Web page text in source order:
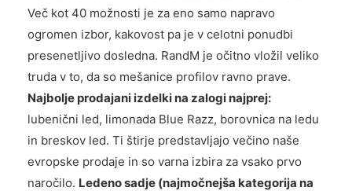
Več kot 40 možnosti je za eno samo napravo
ogromen izbor, kakovost pa je v celotni ponudbi
presenetljivo dosledna. RandM je očitno vložil veliko
truda v to, da so mešanice profilov ravno prave.
Najbolje prodajani izdelki na zalogi najprej:
lubenični led, limonada Blue Razz, borovnica na ledu
in breskov led. Ti štirje predstavljajo večino naše
evropske prodaje in so varna izbira za vsako prvo
naročilo. Ledeno sadje (najmočnejša kategorija na